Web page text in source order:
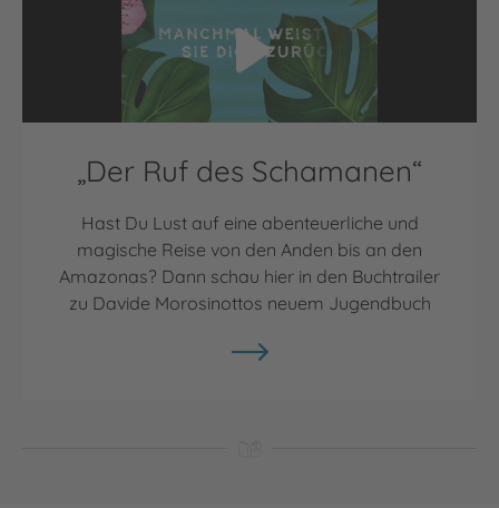
„Der Ruf des Schamanen“
Hast Du Lust auf eine abenteuerliche und
magische Reise von den Anden bis an den
Amazonas? Dann schau hier in den Buchtrailer
zu Davide Morosinottos neuem Jugendbuch